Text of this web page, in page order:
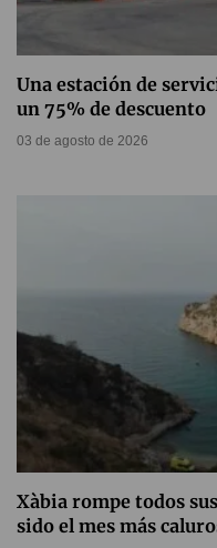
Una estación de
un 75% de descuento
03 de agosto de 2026
Xàbia rompe todos
sido el mes más